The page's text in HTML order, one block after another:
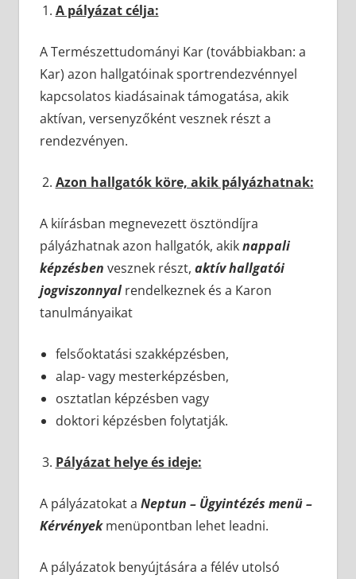
A pályázat célja:
A Természettudományi Kar (továbbiakban: a
Kar) azon hallgatóinak sportrendezvénnyel
kapcsolatos kiadásainak támogatása, akik
aktívan, versenyzőként vesznek részt a
rendezvényen.
Azon hallgatók köre, akik pályázhatnak:
A kiírásban megnevezett ösztöndíjra
pályázhatnak azon hallgatók, akiknappali
képzésben vesznek részt, aktív hallgatói
jogviszonnyalrendelkeznek és a Karon
tanulmányaikat
felsőoktatási szakképzésben,
alap- vagy mesterképzésben,
osztatlan képzésben vagy
doktori képzésben folytatják.
Pályázat helye és ideje:
A pályázatokat a Neptun – Ügyintézés menü –
Kérvényekmenüpontban lehet leadni.
A pályázatok benyújtására a félév utolsó